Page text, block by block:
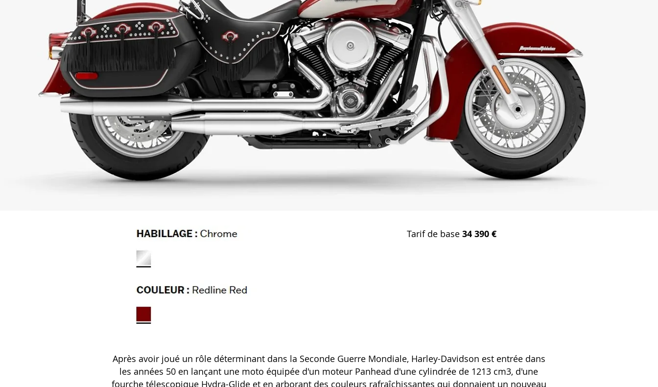
Tarif de base 34 390 €
Après avoir joué un rôle déterminant dans la Seconde Guerre Mondiale, Harley-Davidson est entrée dans
les années 50 en lançant une moto équipée d'un moteur Panhead d'une cylindrée de 1213 cm3, d'une
fourche télescopique Hydra-Glide et en arborant des couleurs rafraîchissantes qui donnaient un nouveau